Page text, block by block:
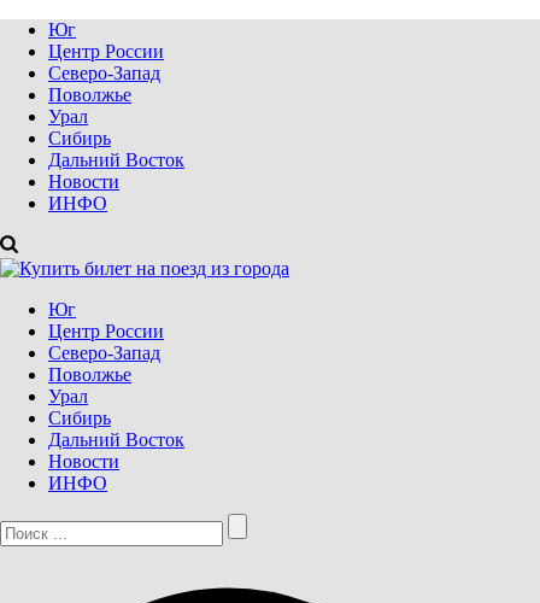
Юг
Центр России
Северо-Запад
Поволжье
Урал
Сибирь
Дальний Восток
Новости
ИНФО
Юг
Центр России
Северо-Запад
Поволжье
Урал
Сибирь
Дальний Восток
Новости
ИНФО